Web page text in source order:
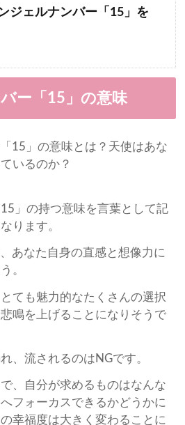
ジェルナンバー「15」を
バー「15」の意味
」の持つ意味を言葉として記
ります。
あなた自身の直感と想像力に
。
ても魅力的なたくさんの選択
鳴を上げることになりそうで
、流されるのはNGです。
、自分が求めるものはなんな
フォーカスできるかどうかに
幸福度は大きく変わることに